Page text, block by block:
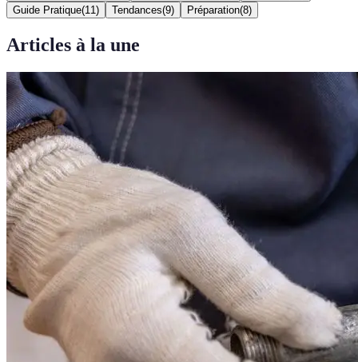
Guide Pratique(11 ) Tendances(9) Préparation(8)
Articles à la une